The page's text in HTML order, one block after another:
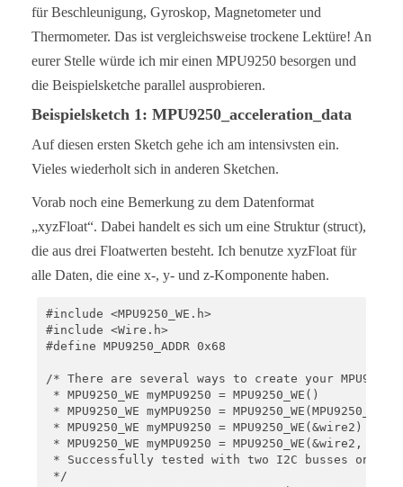
für Beschleunigung, Gyroskop, Magnetometer und
Thermometer. Das ist vergleichsweise trockene Lektüre! An
eurer Stelle würde ich mir einen MPU9250 besorgen und
die Beispielsketche parallel ausprobieren.
Beispielsketch 1: MPU9250_acceleration_data
Auf diesen ersten Sketch gehe ich am intensivsten ein.
Vieles wiederholt sich in anderen Sketchen.
Vorab noch eine Bemerkung zu dem Datenformat
„xyzFloat“. Dabei handelt es sich um eine Struktur (struct),
die aus drei Floatwerten besteht. Ich benutze xyzFloat für
alle Daten, die eine x-, y- und z-Komponente haben.
#include <MPU9250_WE.h>
#include <Wire.h>
#define MPU9250_ADDR 0x68
/* There are several ways to create your MPU9250
* MPU9250_WE myMPU9250 = MPU9250_WE()
* MPU9250_WE myMPU9250 =
* MPU9250_WE myMPU9250 =
* MPU9250_WE myMPU9250 = MPU9250_WE(&wire2,
* Successfully tested with two I2C busses on an
*/